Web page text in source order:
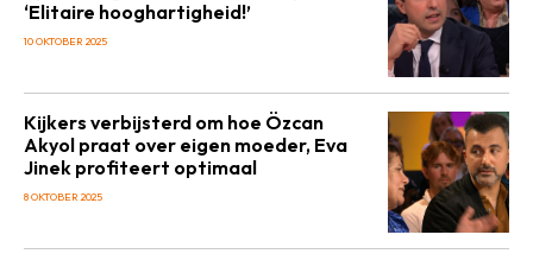
‘Elitaire hooghartigheid!’
10 OKTOBER 2025
Kijkers verbijsterd om hoe Özcan
Akyol praat over eigen moeder, Eva
Jinek profiteert optimaal
8 OKTOBER 2025